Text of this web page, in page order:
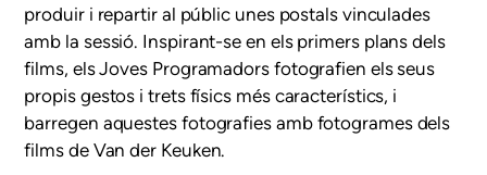
produir i repartir al públic unes postals vinculades
amb la sessió. Inspirant-se en els primers plans dels
films, els Joves Programadors fotografien els seus
propis gestos i trets físics més característics, i
barregen aquestes fotografies amb fotogrames dels
films de Van der Keuken.